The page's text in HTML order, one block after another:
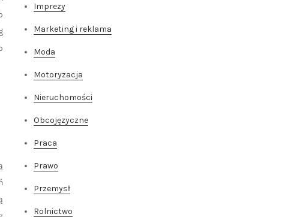
Imprezy
Marketing i reklama
Moda
Motoryzacja
Nieruchomości
Obcojęzyczne
Praca
Prawo
Przemysł
Rolnictwo